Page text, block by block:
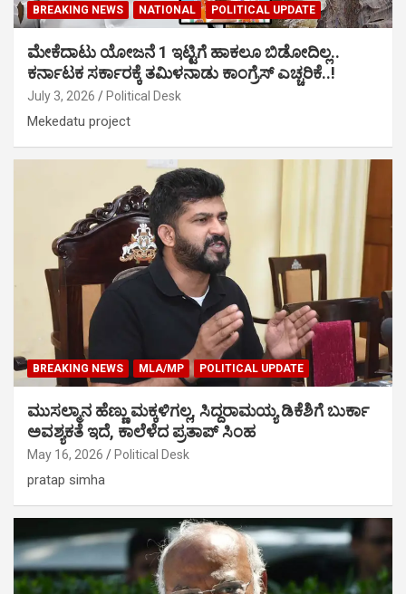
BREAKING NEWS NATIONAL POLITICAL UPDATE
ಮೇಕೆದಾಟು ಯೋಜನೆ 1 ಇಟ್ಟಿಗೆ ಹಾಕಲೂ ಬಿಡೋದಿಲ್ಲ..
ಕರ್ನಾಟಕ ಸರ್ಕಾರಕ್ಕೆ ತಮಿಳನಾಡು ಕಾಂಗ್ರೆಸ್ ಎಚ್ಚರಿಕೆ..!
July 3, 2026 Political Desk
Mekedatu project
BREAKING NEWS MLA/MP POLITICAL UPDATE
ಮುಸಲ್ಮಾನ ಹೆಣ್ಣು ಮಕ್ಕಳಿಗಲ್ಲ, ಸಿದ್ದರಾಮಯ್ಯ ಡಿಕೆಶಿಗೆ ಬುರ್ಕಾ
ಅವಶ್ಯಕತೆ ಇದೆ, ಕಾಲೆಳೆದ ಪ್ರತಾಪ್ ಸಿಂಹ
May 16, 2026 Political Desk
pratap simha